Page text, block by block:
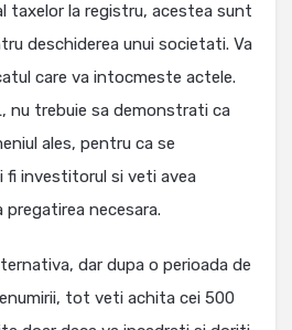
taxelor la registru, acestea sunt
deschiderea unui societati. Va
care va intocmeste actele.
nu trebuie sa demonstrati ca
ales, pentru ca se
fi investitorul si veti avea
necesara.
dar dupa o perioada de
tot veti achita cei 500